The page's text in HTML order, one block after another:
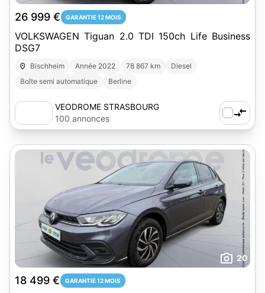
26 999 € GARANTIE 12 MOIS
VOLKSWAGEN Tiguan 2.0 TDI 150ch Life Business
DSG7
Bischheim Année 2022 78 867 km
Diesel
Boîte semi automatique
Berline
VEODROME STRASBOURG
100 annonces
20
18 499 € GARANTIE 12 MOIS